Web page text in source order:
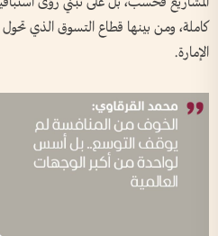
كاملة، ومن بينها قطاع التسوق الذي
الإمارة.